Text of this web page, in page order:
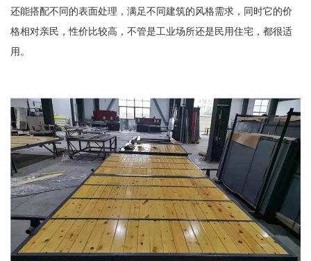
还能搭配不同的表面处理，满足不同建筑的风格需求，同时它的价
格相对亲民，性价比较高，不管是工业场所还是民用住宅，都很适
用。